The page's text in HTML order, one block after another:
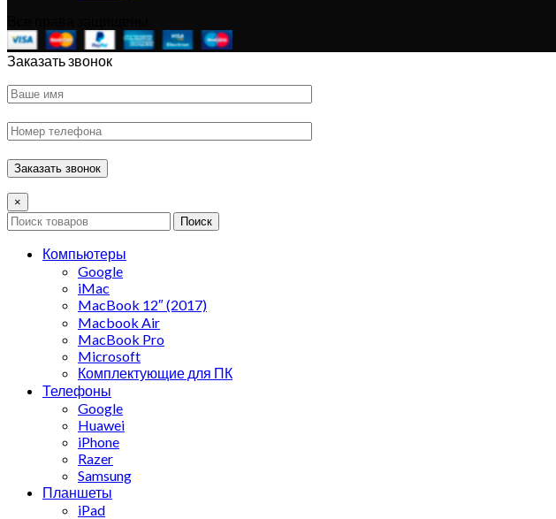
Заказать звонок
×
Поиск
Компьютеры
Google
iMac
MacBook 12″ (2017)
Macbook Air
MacBook Pro
Microsoft
Комплектующие для ПК
Телефоны
Google
Huawei
iPhone
Razer
Samsung
Планшеты
iPad